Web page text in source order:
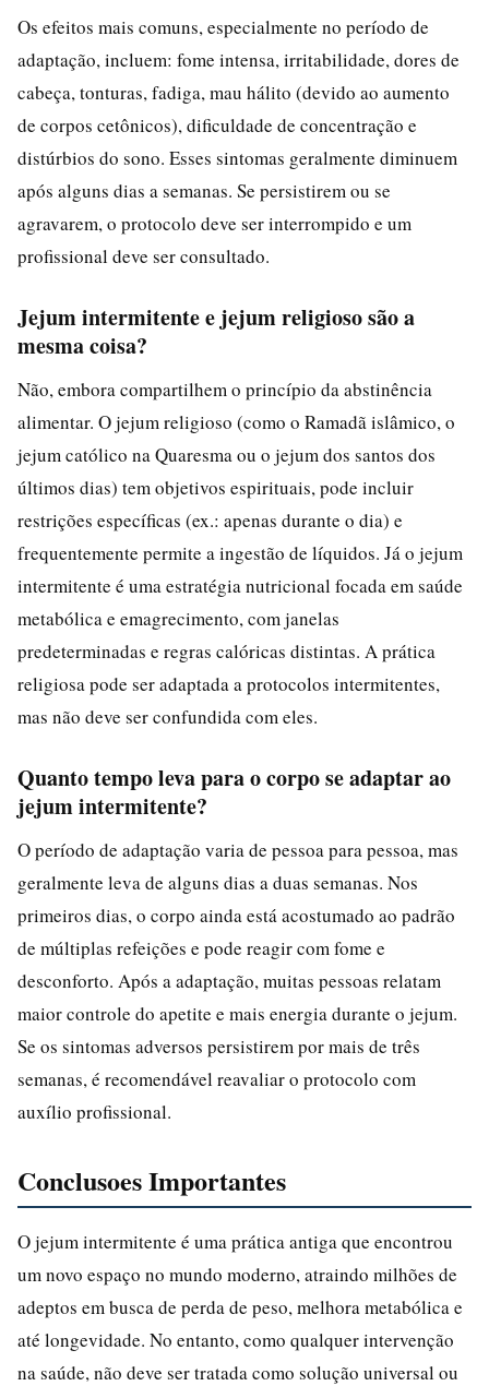
Os efeitos mais comuns, especialmente no período de
adaptação, incluem: fome intensa, irritabilidade, dores de
cabeça, tonturas, fadiga, mau hálito (devido ao aumento
de corpos cetônicos), dificuldade de concentração e
distúrbios do sono. Esses sintomas geralmente diminuem
após alguns dias a semanas. Se persistirem ou se
agravarem, o protocolo deve ser interrompido e um
profissional deve ser consultado.
Jejum intermitente e jejum religioso são a
mesma coisa?
Não, embora compartilhem o princípio da abstinência
alimentar. O jejum religioso (como o Ramadã islâmico, o
jejum católico na Quaresma ou o jejum dos santos dos
últimos dias) tem objetivos espirituais, pode incluir
restrições específicas (ex.: apenas durante o dia) e
frequentemente permite a ingestão de líquidos. Já o jejum
intermitente é uma estratégia nutricional focada em saúde
metabólica e emagrecimento, com janelas
predeterminadas e regras calóricas distintas. A prática
religiosa pode ser adaptada a protocolos intermitentes,
mas não deve ser confundida com eles.
Quanto tempo leva para o corpo se adaptar ao
jejum intermitente?
O período de adaptação varia de pessoa para pessoa, mas
geralmente leva de alguns dias a duas semanas. Nos
primeiros dias, o corpo ainda está acostumado ao padrão
de múltiplas refeições e pode reagir com fome e
desconforto. Após a adaptação, muitas pessoas relatam
maior controle do apetite e mais energia durante o jejum.
Se os sintomas adversos persistirem por mais de três
semanas, é recomendável reavaliar o protocolo com
auxílio profissional.
Conclusoes Importantes
O jejum intermitente é uma prática antiga que encontrou
um novo espaço no mundo moderno, atraindo milhões de
adeptos em busca de perda de peso, melhora metabólica e
até longevidade. No entanto, como qualquer intervenção
na saúde, não deve ser tratada como solução universal ou